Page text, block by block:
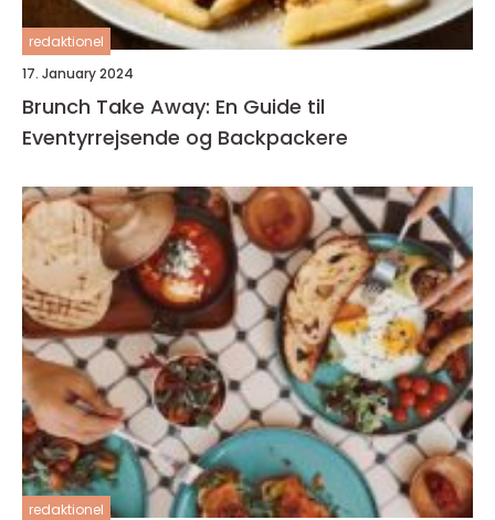
redaktionel
17. January 2024
Brunch Take Away: En Guide til
Eventyrrejsende og Backpackere
redaktionel